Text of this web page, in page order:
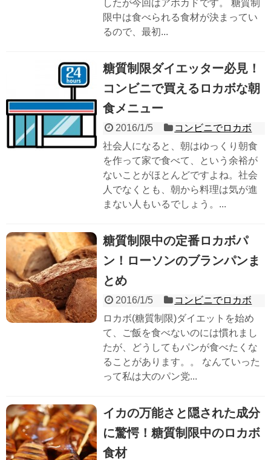
したが今回はアボカドです。 糖質制
限中は食べられる食材が決まってい
るので、最初...
糖質制限ダイエッター必見！
コンビニで買えるロカボな朝
食メニュー
2016/1/5
コンビニでロカボ
社会人になると、朝はゆっくり朝食
を作って家で食べて、という余裕が
ないことがほとんどですよね。社会
人でなくとも、朝から料理は気が進
まない人もいるでしょう。...
糖質制限中の定番ロカボパ
ン！ローソンのブランパンま
とめ
2016/1/5
コンビニでロカボ
ロカボ(糖質制限)ダイエットを始め
て、ご飯を食べないのには慣れまし
たが、どうしてもパンが食べたくな
ることがあります。。 なんていった
って私は大のパン党...
イカの万能さと隠された成分
に驚愕！糖質制限中のロカボ
食材